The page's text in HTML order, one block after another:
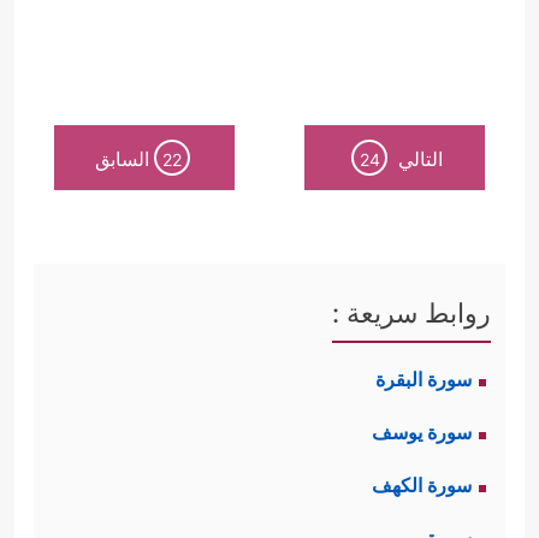
التالي 24
22 السابق
روابط سريعة :
سورة البقرة
سورة يوسف
سورة الكهف